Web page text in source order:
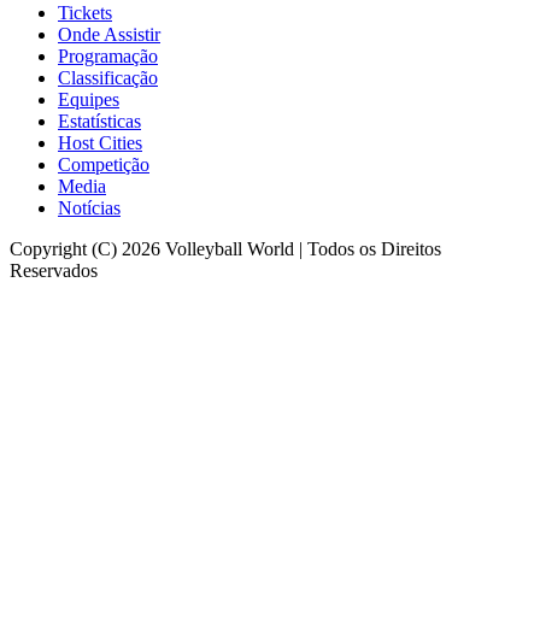
Tickets
Onde Assistir
Programação
Classificação
Equipes
Estatísticas
Host Cities
Competição
Media
Notícias
Copyright (C) 2026 Volleyball World | Todos os Direitos
Reservados